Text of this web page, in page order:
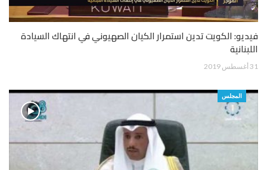
فيديو: الكويت تدين استمرار الكيان الصهيوني في انتهاك السيادة
اللبنانية
31 أغسطس 2019
المجلس